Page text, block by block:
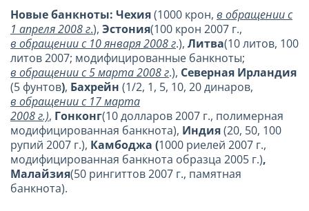
Новые банкноты: Чехия(1000 крон, в обращении с
1 апреля 2008 г.), Эстония(100 крон 2007 г.,
в обращении с 10 января 2008 г.), Литва(10 литов, 100
литов 2007; модифицированные банкноты;
в обращении с 5 марта 2008 г.), Северная Ирландия
(5 фунтов), Бахрейн (1/2, 1, 5, 10, 20 динаров,
в обращении с 17 марта
2008 г.), Гонконг(10 долларов 2007 г., полимерная
модифицированная банкнота), Индия(20, 50, 100
рупий 2007 г.), Камбоджа (1000 риелей 2007 г.,
модифицированная банкнота образца 2005 г.),
Малайзия(50 рингиттов 2007 г., памятная
банкнота).